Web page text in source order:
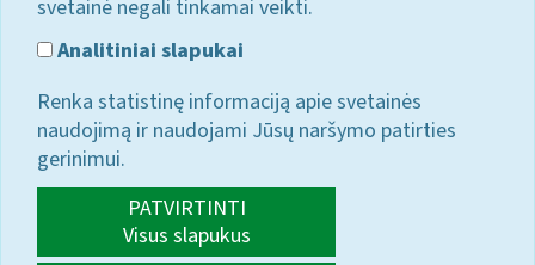
svetainė negali tinkamai veikti.
Analitiniai slapukai
Renka statistinę informaciją apie svetainės
naudojimą ir naudojami Jūsų naršymo patirties
gerinimui.
PATVIRTINTI
Visus slapukus